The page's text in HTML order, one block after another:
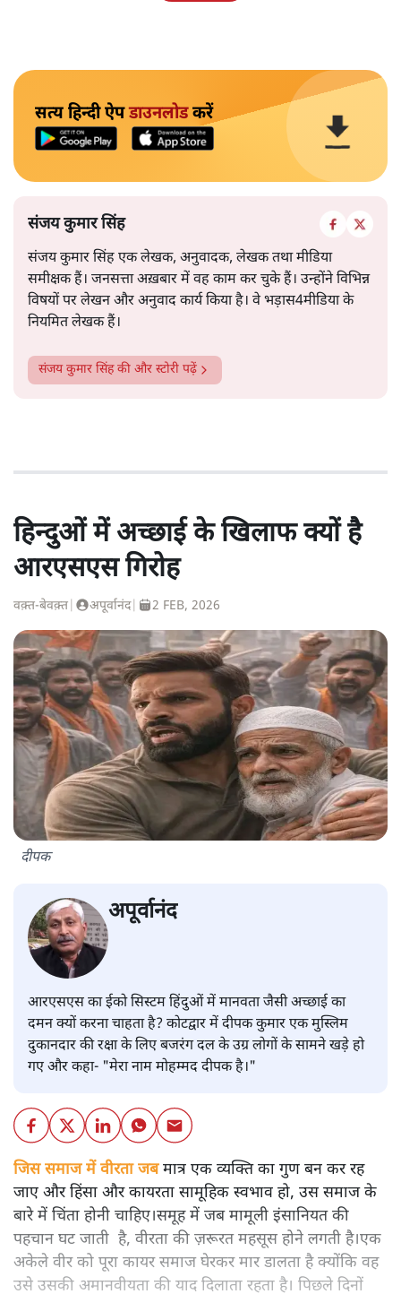
सत्य हिन्दी ऐपडाउनलोडकरें
संजय कुमार सिंह
संजय कुमार सिंह एक लेखक, अनुवादक, लेखक तथा मीडिया
समीक्षक हैं। जनसत्ता अख़बार में वह काम कर चुके हैं। उन्होंने विभिन्न
विषयों पर लेखन और अनुवाद कार्य किया है। वे भड़ास4मीडिया के
नियमित लेखक हैं।
संजय कुमार सिंहकी और स्टोरी पढ़ें
हिन्दुओं में अच्छाई के खिलाफ क्यों है
आरएसएस गिरोह
वक़्त-बेवक़्त अपूर्वानंद| 2 FEB, 2026
दीपक
अपूर्वानंद
आरएसएस का ईको सिस्टम हिंदुओं में मानवता जैसी अच्छाई का
दमन क्यों करना चाहता है? कोटद्वार में दीपक कुमार एक मुस्लिम
दुकानदार की रक्षा के लिए बजरंग दल के उग्र लोगों के सामने खड़े हो
गए और कहा- "मेरा नाम मोहम्मद दीपक है।"
जिस समाज में वीरता जबमात्र एक व्यक्ति का गुण बन कर रह
जाए और हिंसा और कायरता सामूहिक स्वभाव हो, उस समाज के
बारे में चिंता होनी चाहिए।समूह में जब मामूली इंसानियत की
पहचान घट जाती है, वीरता की ज़रूरत महसूस होने लगती है।एक
अकेले वीर को पूरा कायर समाज घेरकर मार डालता है क्योंकि वह
उसे उसकी अमानवीयता की याद दिलाता रहता है। पिछले दिनों